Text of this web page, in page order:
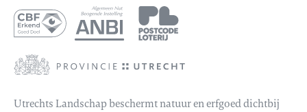
Utrechts Landschap beschermt natuur en erfgoed dichtbij